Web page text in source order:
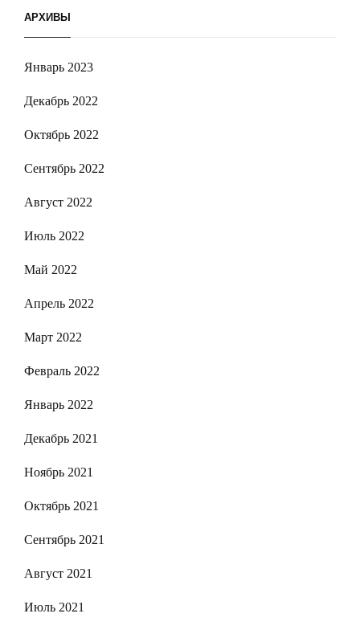
АРХИВЫ
Январь 2023
Декабрь 2022
Октябрь 2022
Сентябрь 2022
Август 2022
Июль 2022
Май 2022
Апрель 2022
Март 2022
Февраль 2022
Январь 2022
Декабрь 2021
Ноябрь 2021
Октябрь 2021
Сентябрь 2021
Август 2021
Июль 2021